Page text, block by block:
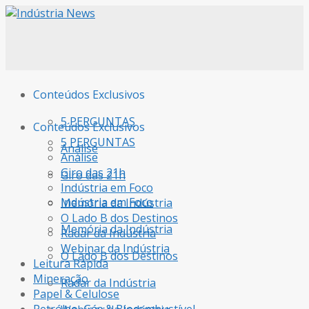
Conteúdos Exclusivos
5 PERGUNTAS
Análise
Giro das 21h
Indústria em Foco
Memória da Indústria
O Lado B dos Destinos
Radar da Indústria
Conteúdos Exclusivos
5 PERGUNTAS
Análise
Giro das 21h
Indústria em Foco
Memória da Indústria
O Lado B dos Destinos
Radar da Indústria
Webinar da Indústria
Leitura Rápida
Mineração
Papel & Celulose